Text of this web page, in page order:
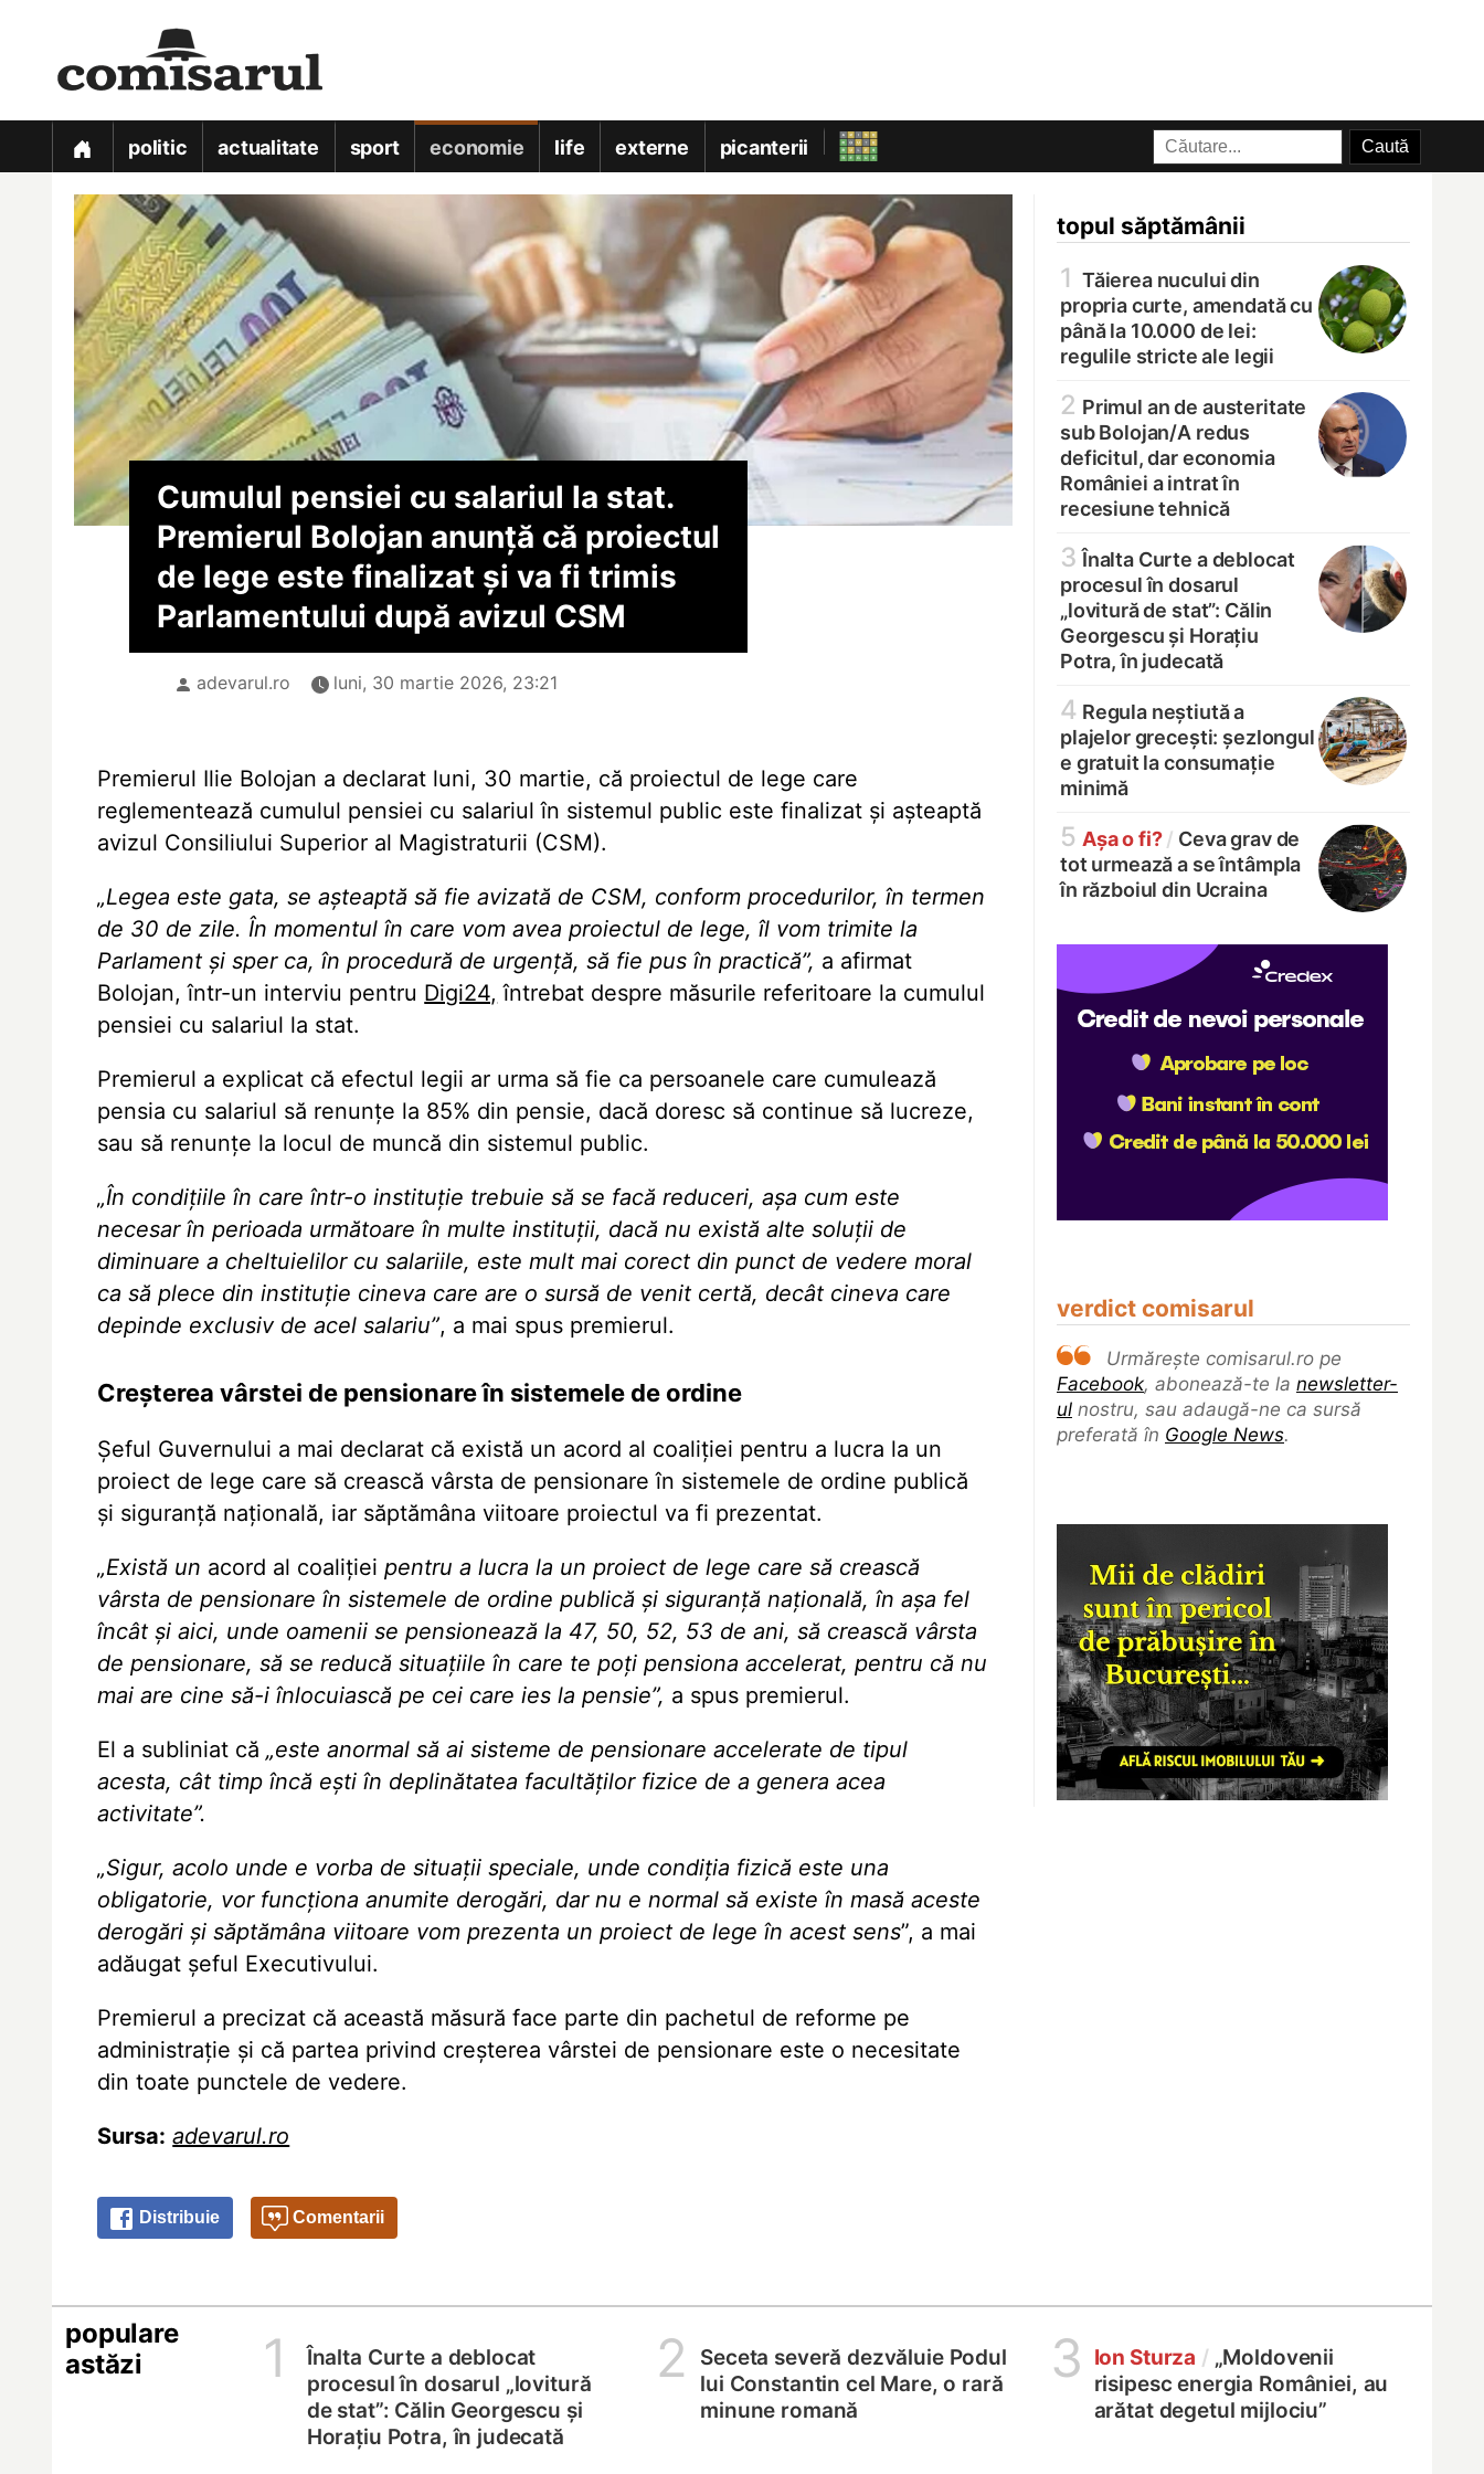
politic actualitate sport economie life externe picanterii
topul săptămânii
1 Tăierea nucului din
propria curte, amendată cu
până la 10.000 de lei:
regulile stricte ale legii
2 Primul an de austeritate
sub Bolojan/A redus
deficitul, dar economia
României a intrat în
recesiune tehnică
3 Înalta Curte a deblocat
procesul în dosarul
„lovitură de stat”: Călin
Georgescu și Horațiu
Potra, în judecată
4 Regula neștiută a
plajelor grecești: șezlongul
e gratuit la consumație
minimă
5 Așa o fi? / Ceva grav de
tot urmează a se întâmpla
în războiul din Ucraina
verdict comisarul
Urmărește comisarul.ro pe
Facebook, abonează-te la newsletter-
ul nostru, sau adaugă-ne ca sursă
preferată în Google News.
Cumulul pensiei cu salariul la stat.
Premierul Bolojan anunță că proiectul
de lege este finalizat și va fi trimis
Parlamentului după avizul CSM
adevarul.ro luni, 30 martie 2026, 23:21
Premierul Ilie Bolojan a declarat luni, 30 martie, că proiectul de lege care
reglementează cumulul pensiei cu salariul în sistemul public este finalizat și așteaptă
avizul Consiliului Superior al Magistraturii (CSM).
„Legea este gata, se așteaptă să fie avizată de CSM, conform procedurilor, în termen
de 30 de zile. În momentul în care vom avea proiectul de lege, îl vom trimite la
Parlament și sper ca, în procedură de urgență, să fie pus în practică”, a afirmat
Bolojan, într-un interviu pentru Digi24, întrebat despre măsurile referitoare la cumulul
pensiei cu salariul la stat.
Premierul a explicat că efectul legii ar urma să fie ca persoanele care cumulează
pensia cu salariul să renunțe la 85% din pensie, dacă doresc să continue să lucreze,
sau să renunțe la locul de muncă din sistemul public.
„În condițiile în care într-o instituție trebuie să se facă reduceri, așa cum este
necesar în perioada următoare în multe instituții, dacă nu există alte soluții de
diminuare a cheltuielilor cu salariile, este mult mai corect din punct de vedere moral
ca să plece din instituție cineva care are o sursă de venit certă, decât cineva care
depinde exclusiv de acel salariu”, a mai spus premierul.
Creșterea vârstei de pensionare în sistemele de ordine
Șeful Guvernului a mai declarat că există un acord al coaliției pentru a lucra la un
proiect de lege care să crească vârsta de pensionare în sistemele de ordine publică
și siguranță națională, iar săptămâna viitoare proiectul va fi prezentat.
„Există un acord al coaliției pentru a lucra la un proiect de lege care să crească
vârsta de pensionare în sistemele de ordine publică și siguranță națională, în așa fel
încât și aici, unde oamenii se pensionează la 47, 50, 52, 53 de ani, să crească vârsta
de pensionare, să se reducă situațiile în care te poți pensiona accelerat, pentru că nu
mai are cine să-i înlocuiască pe cei care ies la pensie”, a spus premierul.
El a subliniat că„este anormal să ai sisteme de pensionare accelerate de tipul
acesta, cât timp încă ești în deplinătatea facultăților fizice de a genera acea
activitate”.
„Sigur, acolo unde e vorba de situații speciale, unde condiția fizică este una
obligatorie, vor funcționa anumite derogări, dar nu e normal să existe în masă aceste
derogări și săptămâna viitoare vom prezenta un proiect de lege în acest sens”, a mai
adăugat șeful Executivului.
Premierul a precizat că această măsură face parte din pachetul de reforme pe
administrație și că partea privind creșterea vârstei de pensionare este o necesitate
din toate punctele de vedere.
Sursa: adevarul.ro
Distribuie Comentarii
populare
astăzi
1
Înalta Curte a deblocat
procesul în dosarul „lovitură
de stat”: Călin Georgescu și
Horațiu Potra, în judecată
2
Seceta severă dezvăluie Podul
lui Constantin cel Mare, o rară
minune romană
3 Ion Sturza / „Moldovenii
risipesc energia României, au
arătat degetul mijlociu”